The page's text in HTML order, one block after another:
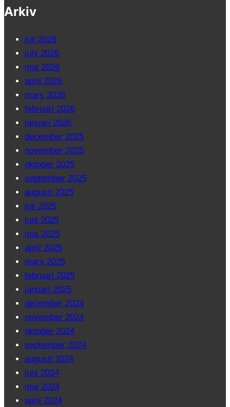
Arkiv
juli 2026
juni 2026
maj 2026
april 2026
mars 2026
februari 2026
januari 2026
december 2025
november 2025
oktober 2025
september 2025
augusti 2025
juli 2025
juni 2025
maj 2025
april 2025
mars 2025
februari 2025
januari 2025
december 2024
november 2024
oktober 2024
september 2024
augusti 2024
juni 2024
maj 2024
april 2024